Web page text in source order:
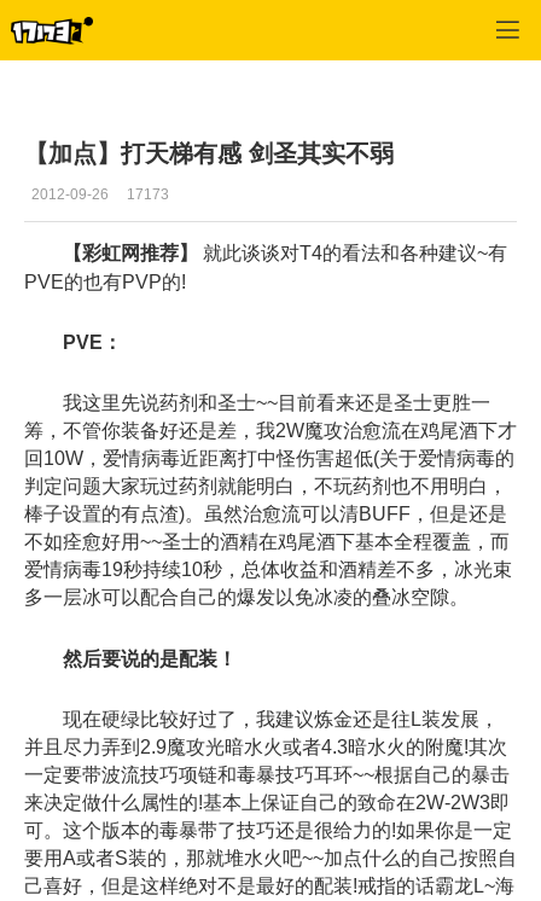
【加点】打天梯有感 剑圣其实不弱
2012-09-26 17173
【彩虹网推荐】
就此谈谈对T4的看法和各种建议~有
PVE的也有PVP的!
PVE：
我这里先说药剂和圣士~~目前看来还是圣士更胜一
筹，不管你装备好还是差，我2W魔攻治愈流在鸡尾酒下才
回10W，爱情病毒近距离打中怪伤害超低(关于爱情病毒的
判定问题大家玩过药剂就能明白，不玩药剂也不用明白，
棒子设置的有点渣)。虽然治愈流可以清BUFF，但是还是
不如痊愈好用~~圣士的酒精在鸡尾酒下基本全程覆盖，而
爱情病毒19秒持续10秒，总体收益和酒精差不多，冰光束
多一层冰可以配合自己的爆发以免冰凌的叠冰空隙。
然后要说的是配装！
现在硬绿比较好过了，我建议炼金还是往L装发展，
并且尽力弄到2.9魔攻光暗水火或者4.3暗水火的附魔!其次
一定要带波流技巧项链和毒暴技巧耳环~~根据自己的暴击
来决定做什么属性的!基本上保证自己的致命在2W-2W3即
可。这个版本的毒暴带了技巧还是很给力的!如果你是一定
要用A或者S装的，那就堆水火吧~~加点什么的自己按照自
己喜好，但是这样绝对不是最好的配装!戒指的话霸龙L~海